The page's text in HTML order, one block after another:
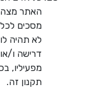
האתר
מסכים לכל
לא תהיה
דרישה ו/
מפעיליו,
תקנון זה.